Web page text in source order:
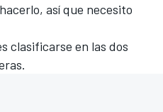
así que necesito
clasificarse en las dos